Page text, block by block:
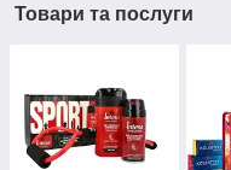
Товари та послуги